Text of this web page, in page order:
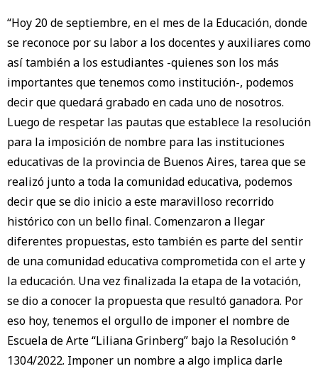
“Hoy 20 de septiembre, en el mes de la Educación, donde
se reconoce por su labor a los docentes y auxiliares como
así también a los estudiantes -quienes son los más
importantes que tenemos como institución-, podemos
decir que quedará grabado en cada uno de nosotros.
Luego de respetar las pautas que establece la resolución
para la imposición de nombre para las instituciones
educativas de la provincia de Buenos Aires, tarea que se
realizó junto a toda la comunidad educativa, podemos
decir que se dio inicio a este maravilloso recorrido
histórico con un bello final. Comenzaron a llegar
diferentes propuestas, esto también es parte del sentir
de una comunidad educativa comprometida con el arte y
la educación. Una vez finalizada la etapa de la votación,
se dio a conocer la propuesta que resultó ganadora. Por
eso hoy, tenemos el orgullo de imponer el nombre de
Escuela de Arte “Liliana Grinberg” bajo la Resolución °
1304/2022. Imponer un nombre a algo implica darle